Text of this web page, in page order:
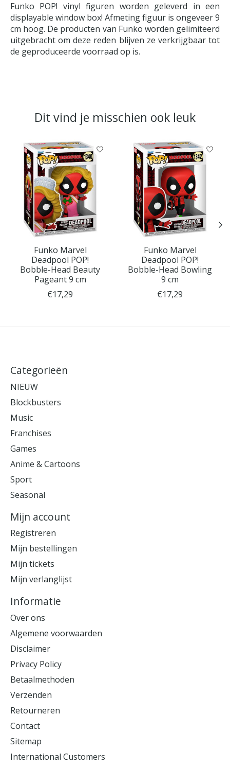
Funko POP! vinyl figuren worden geleverd in een
displayable window box! Afmeting figuur is ongeveer 9
cm hoog. De producten van Funko worden gelimiteerd
uitgebracht om deze reden blijven ze verkrijgbaar tot
de geproduceerde voorraad op is.
Dit vind je misschien ook leuk
Items van productcarrousel
Funko Marvel
Deadpool POP!
Bobble-Head Beauty
Pageant 9 cm
€17,29
Funko Marvel
Deadpool POP!
Bobble-Head Bowling
9 cm
€17,29
Categorieën
NIEUW
Blockbusters
Music
Franchises
Games
Anime & Cartoons
Sport
Seasonal
Mijn account
Registreren
Mijn bestellingen
Mijn tickets
Mijn verlanglijst
Informatie
Over ons
Algemene voorwaarden
Disclaimer
Privacy Policy
Betaalmethoden
Verzenden
Retourneren
Contact
Sitemap
International Customers